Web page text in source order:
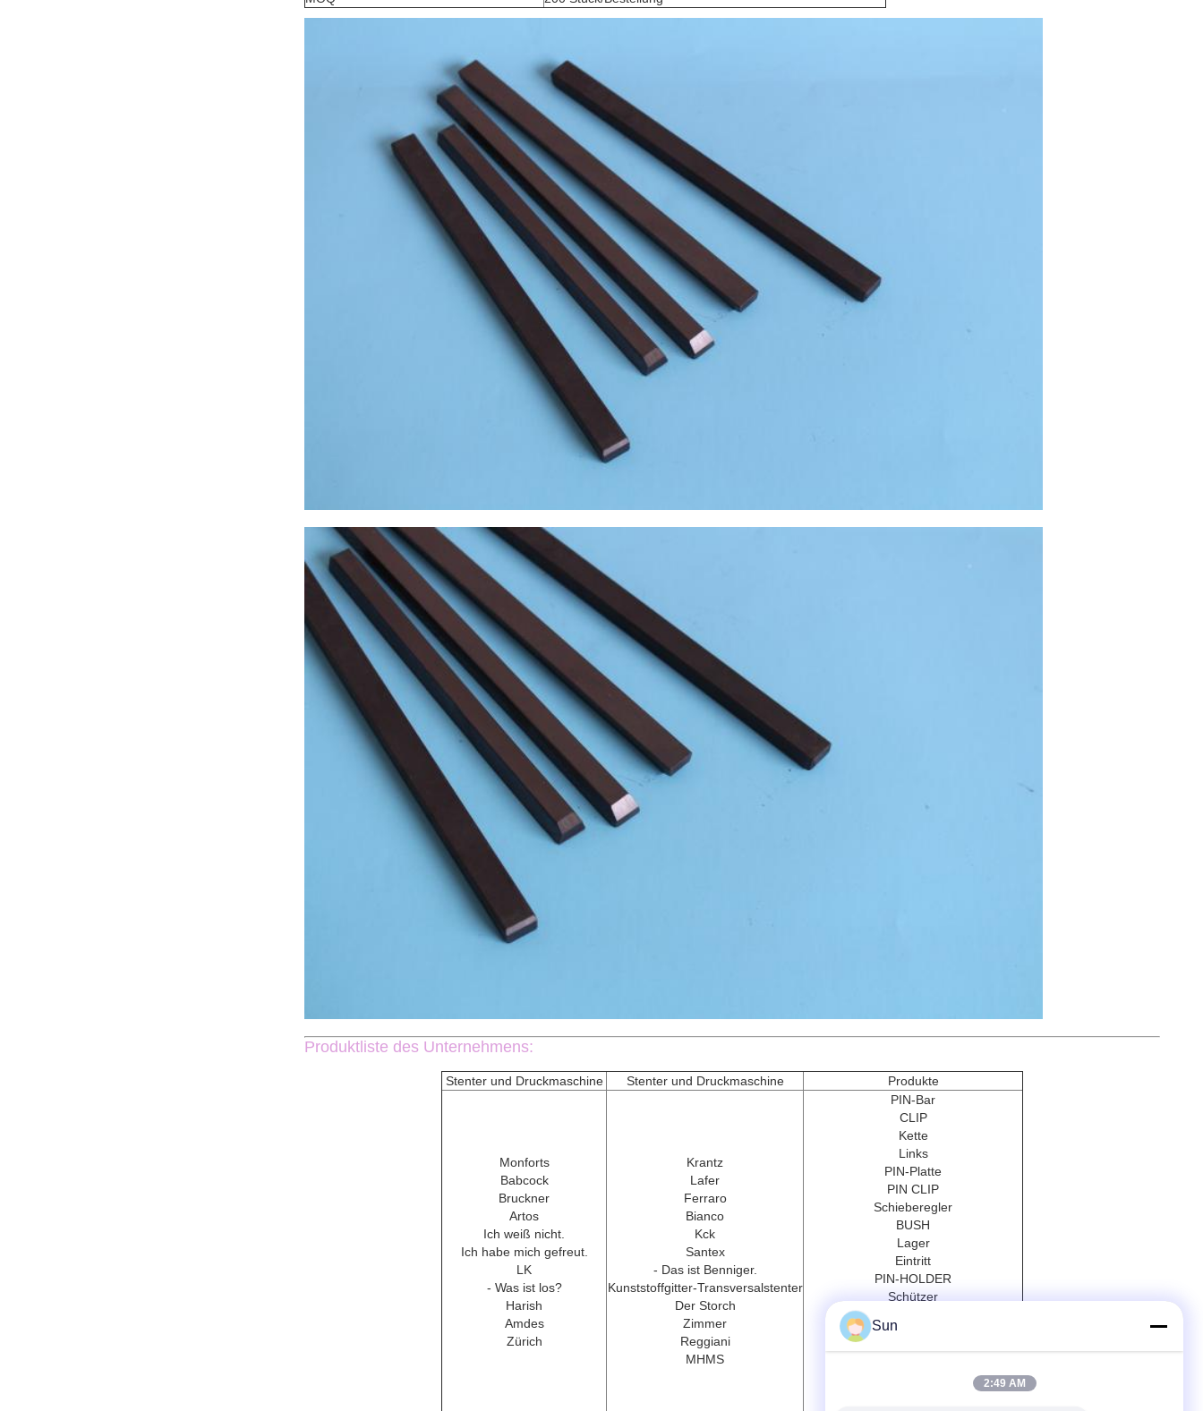
Produktliste des Unternehmens:
Stenter und Druckmaschine Stenter und Druckmaschine Produkte
Monforts
Babcock
Bruckner
Artos
Ich weiß nicht.
Ich habe mich gefreut.
LK
- Was ist los?
Harish
Amdes
Zürich
Krantz
Lafer
Ferraro
Bianco
Kck
Santex
- Das ist Benniger.
Kunststoffgitter-Transversalstenter
Der Storch
Zimmer
Reggiani
MHMS
PIN-Bar
CLIP
Kette
Links
PIN-Platte
PIN CLIP
Schieberegler
BUSH
Lager
Eintritt
PIN-HOLDER
Schützer
Wiederholen Kopf
Getriebebox
Sun
2:49 AM